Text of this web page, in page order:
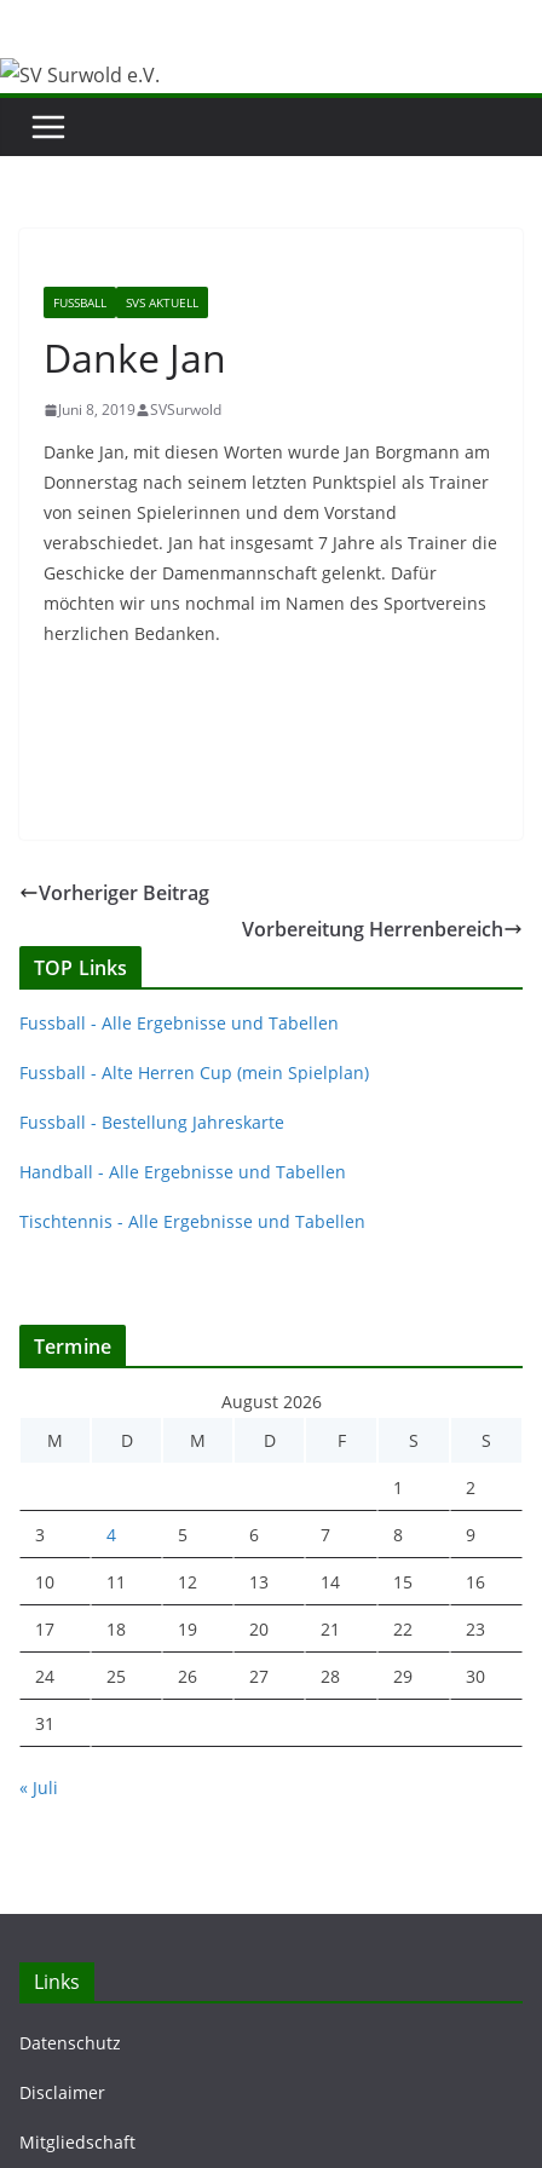
springen
FUSSBALL SVS AKTUELL
Danke Jan
Juni 8, 2019 SVSurwold
Danke Jan, mit diesen Worten wurde Jan Borgmann am
Donnerstag nach seinem letzten Punktspiel als Trainer
von seinen Spielerinnen und dem Vorstand
verabschiedet. Jan hat insgesamt 7 Jahre als Trainer die
Geschicke der Damenmannschaft gelenkt. Dafür
möchten wir uns nochmal im Namen des Sportvereins
herzlichen Bedanken.
Vorheriger Beitrag
Vorbereitung Herrenbereich
TOP Links
Fussball - Alle Ergebnisse und Tabellen
Fussball - Alte Herren Cup (mein Spielplan)
Fussball - Bestellung Jahreskarte
Handball - Alle Ergebnisse und Tabellen
Tischtennis - Alle Ergebnisse und Tabellen
Termine
August 2026
M
D M D F S S
1 2
3 4 5 6 7 8 9
10 11 12 13 14 15 16
17 18 19 20 21 22 23
24 25 26 27 28 29 30
31
« Juli
Links
Datenschutz
Disclaimer
Mitgliedschaft